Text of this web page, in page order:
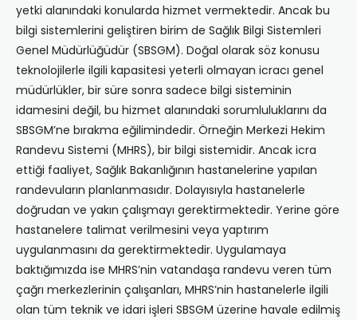
yetki alanındaki konularda hizmet vermektedir. Ancak bu
bilgi sistemlerini geliştiren birim de Sağlık Bilgi Sistemleri
Genel Müdürlüğüdür (SBSGM). Doğal olarak söz konusu
teknolojilerle ilgili kapasitesi yeterli olmayan icracı genel
müdürlükler, bir süre sonra sadece bilgi sisteminin
idamesini değil, bu hizmet alanındaki sorumluluklarını da
SBSGM’ne bırakma eğilimindedir. Örneğin Merkezi Hekim
Randevu Sistemi (MHRS), bir bilgi sistemidir. Ancak icra
ettiği faaliyet, Sağlık Bakanlığının hastanelerine yapılan
randevuların planlanmasıdır. Dolayısıyla hastanelerle
doğrudan ve yakın çalışmayı gerektirmektedir. Yerine göre
hastanelere talimat verilmesini veya yaptırım
uygulanmasını da gerektirmektedir. Uygulamaya
baktığımızda ise MHRS’nin vatandaşa randevu veren tüm
çağrı merkezlerinin çalışanları, MHRS’nin hastanelerle ilgili
olan tüm teknik ve idari işleri SBSGM üzerine havale edilmiş